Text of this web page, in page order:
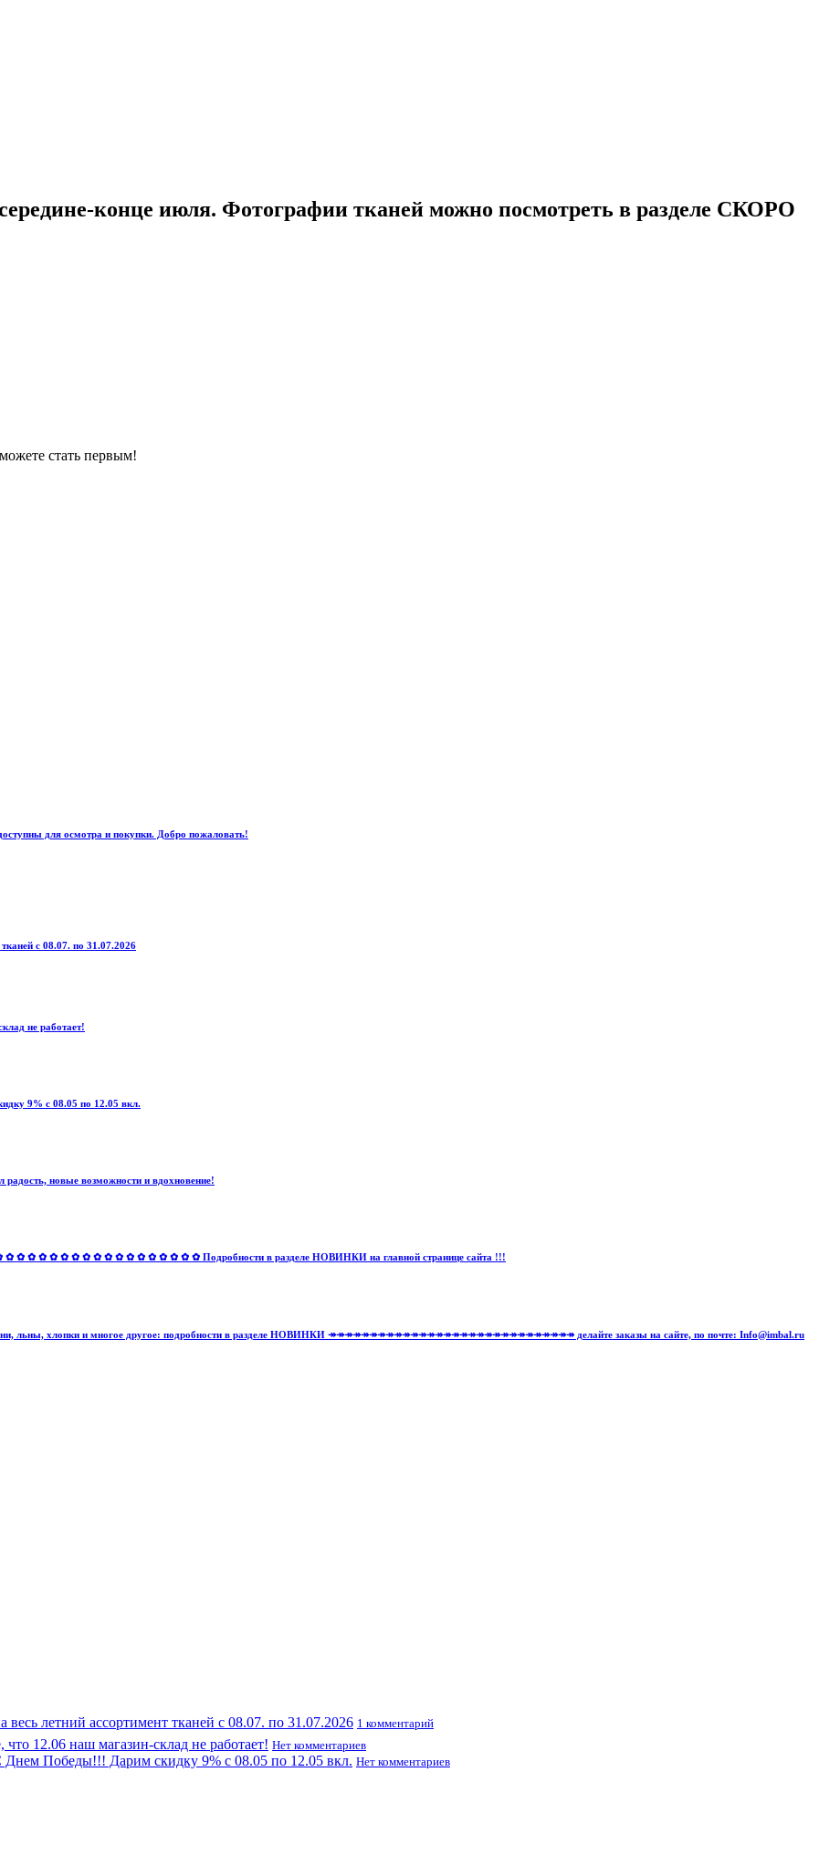
конце июля. Фотографии тканей можно посмотреть в разделе СКОРО
стать первым!
для осмотра и покупки. Добро пожаловать!
тканей с 08.07. по 31.07.2026
не работает!
9% с 08.05 по 12.05 вкл.
новые возможности и вдохновение!
✿ ✿ ✿ ✿ ✿ ✿ ✿ ✿ ✿ ✿ ✿ ✿ ✿ ✿ Подробности в разделе НОВИНКИ на главной странице сайта !!!
ткани, льны, хлопки и многое другое: подробности в разделе НОВИНКИ ↠↠↠↠↠↠↠↠↠↠↠↠↠↠↠↠↠↠↠↠↠↠↠↠↠↠↠↠↠↠ делайте заказы на сайте, по почте: Info@imbal.ru
весь летний ассортимент тканей с 08.07. по 31.07.2026 1 комментарий
12.06 наш магазин-склад не работает! Нет комментариев
Победы!!! Дарим скидку 9% с 08.05 по 12.05 вкл. Нет комментариев